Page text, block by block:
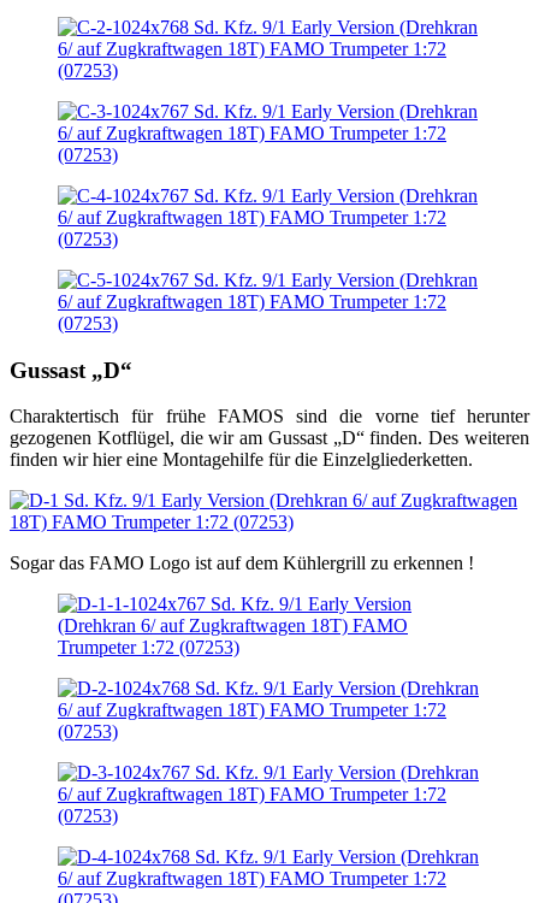
Gussast „D“
Charaktertisch für frühe FAMOS sind die vorne tief herunter
gezogenen Kotflügel, die wir am Gussast „D“ finden. Des weiteren
finden wir hier eine Montagehilfe für die Einzelgliederketten.
Sogar das FAMO Logo ist auf dem Kühlergrill zu erkennen !